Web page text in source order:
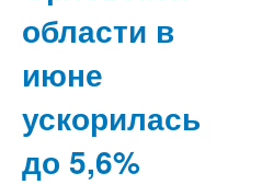
области в
июне
ускорилась
до 5,6%